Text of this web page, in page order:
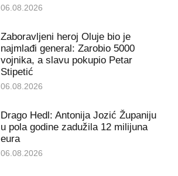
06.08.2026
Zaboravljeni heroj Oluje bio je
najmlađi general: Zarobio 5000
vojnika, a slavu pokupio Petar
Stipetić
06.08.2026
Drago Hedl: Antonija Jozić Županiju
u pola godine zadužila 12 milijuna
eura
06.08.2026